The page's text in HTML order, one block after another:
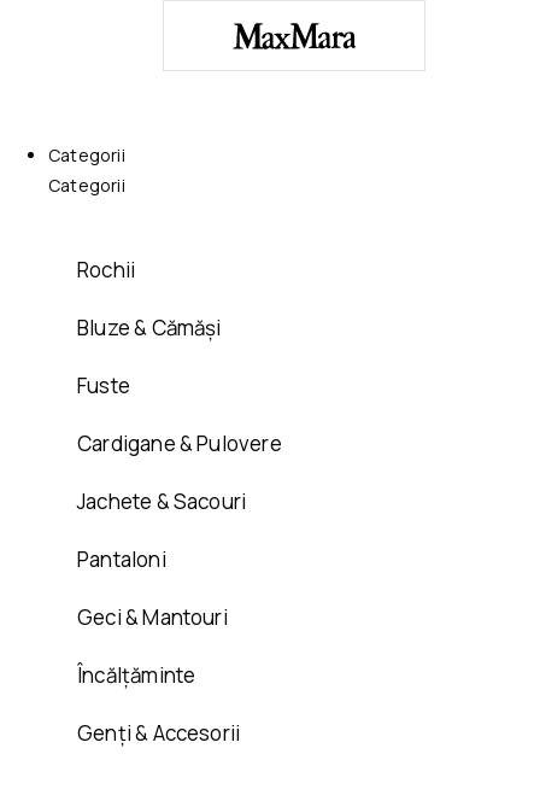
Categorii
Categorii
Rochii
Bluze & Cămăși
Fuste
Cardigane & Pulovere
Jachete & Sacouri
Pantaloni
Geci & Mantouri
Încălțăminte
Genți & Accesorii